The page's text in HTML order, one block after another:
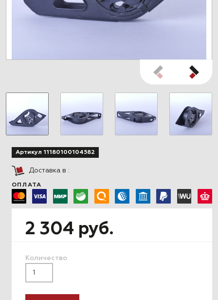
Артикул 11180100104582
Доставка в :
ОПЛАТА
2 304 руб.
Количество